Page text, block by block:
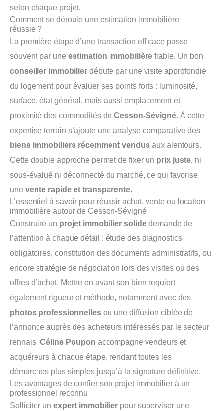
selon chaque projet.
Comment se déroule une estimation immobilière
réussie ?
La première étape d’une transaction efficace passe
souvent par une estimation immobilière fiable. Un bon
conseiller immobilier débute par une visite approfondie
du logement pour évaluer ses points forts : luminosité,
surface, état général, mais aussi emplacement et
proximité des commodités de Cesson-Sévigné. À cette
expertise terrain s’ajoute une analyse comparative des
biens immobiliers récemment vendus aux alentours.
Cette double approche permet de fixer un prix juste, ni
sous-évalué ni déconnecté du marché, ce qui favorise
une vente rapide et transparente.
L’essentiel à savoir pour réussir achat, vente ou location
immobilière autour de Cesson-Sévigné
Construire un projet immobilier solide demande de
l’attention à chaque détail : étude des diagnostics
obligatoires, constitution des documents administratifs, ou
encore stratégie de négociation lors des visites ou des
offres d’achat. Mettre en avant son bien requiert
également rigueur et méthode, notamment avec des
photos professionnelles ou une diffusion ciblée de
l’annonce auprès des acheteurs intéressés par le secteur
rennais. Céline Poupon accompagne vendeurs et
acquéreurs à chaque étape, rendant toutes les
démarches plus simples jusqu’à la signature définitive.
Les avantages de confier son projet immobilier à un
professionnel reconnu
Solliciter un expert immobilier pour superviser une